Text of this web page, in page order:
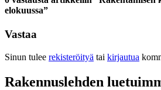
elokuussa”
Vastaa
Sinun tulee rekisteröityä tai kirjautua
Rakennuslehden